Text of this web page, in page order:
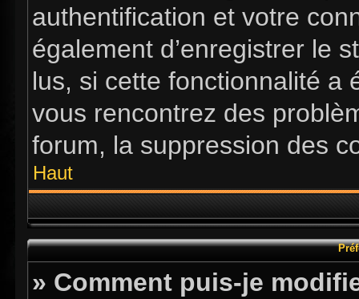
authentification et votre
également d’enregistrer le
lus, si cette fonctionnalité a
vous rencontrez des
forum, la suppression des
Haut
» Comment puis-je